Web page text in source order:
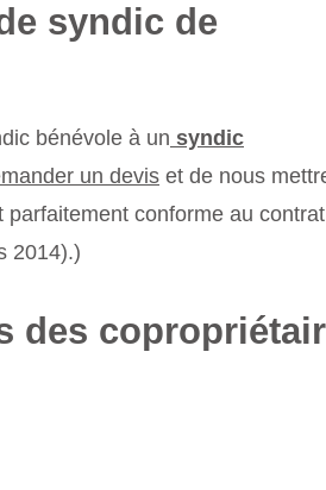
syndic de
bénévole à un syndic
un devis et de nous
conforme au
2014).)
des